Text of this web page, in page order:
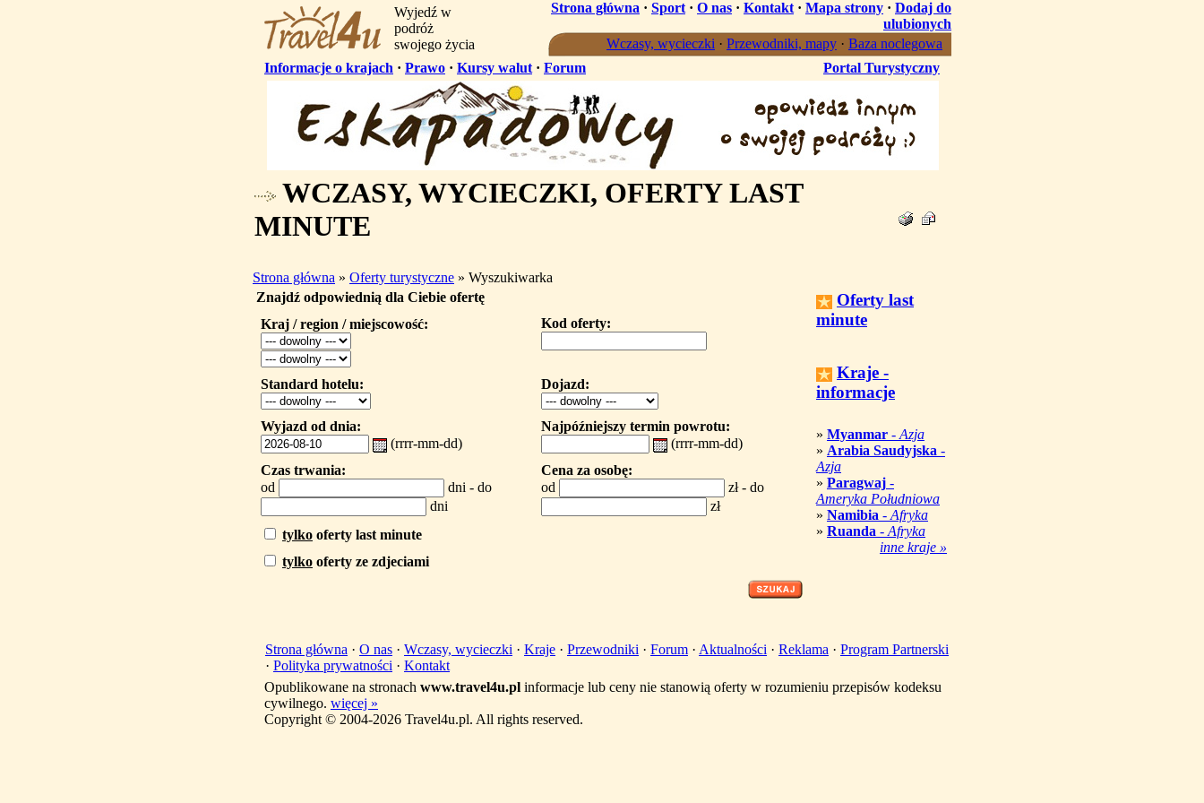
Wyjedź w
podróż
swojego życia
Strona główna · Sport · O nas · Kontakt · Mapa strony · Dodaj do
ulubionych
Wczasy, wycieczki · Przewodniki, mapy · Baza noclegowa
Informacje o krajach · Prawo · Kursy walut · Forum Portal Turystyczny
WCZASY, WYCIECZKI, OFERTY LAST
MINUTE
Strona główna » Oferty turystyczne » Wyszukiwarka
Znajdź odpowiednią dla Ciebie ofertę
Kraj / region / miejscowość:
Kod oferty:
Standard hotelu: Dojazd:
Wyjazd od dnia:
(rrrr-mm-dd)
Najpóźniejszy termin powrotu:
(rrrr-mm-dd)
Czas trwania:
od
dni - do
dni
Cena za osobę:
od
zł - do
zł
tylko oferty last minute
tylko oferty ze zdjeciami
Oferty last
minute
Kraje -
informacje
» Myanmar - Azja
» Arabia Saudyjska -
Azja
» Paragwaj -
Ameryka Południowa
» Namibia - Afryka
» Ruanda - Afryka
inne kraje »
Strona główna · O nas · Wczasy, wycieczki · Kraje · Przewodniki · Forum · Aktualności · Reklama · Program Partnerski
· Polityka prywatności · Kontakt
Opublikowane na stronach www.travel4u.pl informacje lub ceny nie stanowią oferty w rozumieniu przepisów kodeksu
cywilnego. więcej »
Copyright © 2004-2026 Travel4u.pl. All rights reserved.